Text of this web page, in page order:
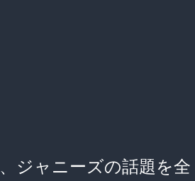
ジャニーズの話題を全